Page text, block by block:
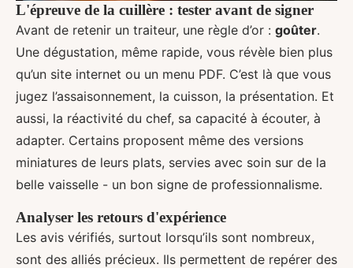
L'épreuve de la cuillère : tester avant de signer
Avant de retenir un traiteur, une règle d’or : goûter.
Une dégustation, même rapide, vous révèle bien plus
qu’un site internet ou un menu PDF. C’est là que vous
jugez l’assaisonnement, la cuisson, la présentation. Et
aussi, la réactivité du chef, sa capacité à écouter, à
adapter. Certains proposent même des versions
miniatures de leurs plats, servies avec soin sur de la
belle vaisselle - un bon signe de professionnalisme.
Analyser les retours d'expérience
Les avis vérifiés, surtout lorsqu’ils sont nombreux,
sont des alliés précieux. Ils permettent de repérer des